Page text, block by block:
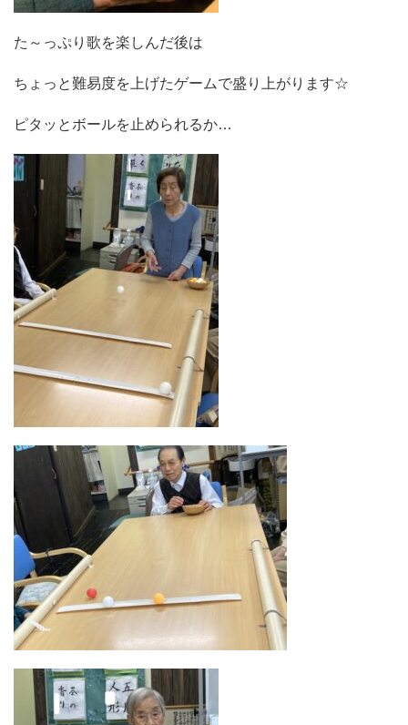
た～っぷり歌を楽しんだ後は
ちょっと難易度を上げたゲームで盛り上がります☆
ピタッとボールを止められるか…